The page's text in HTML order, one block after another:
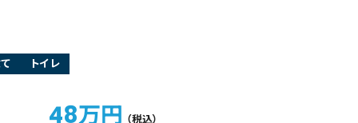
トイレ
48万円 （税込）